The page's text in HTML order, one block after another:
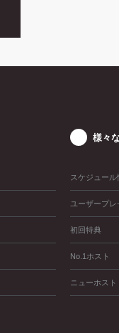
様々
スケジュール
ユーザープレ
初回特典
No.1ホスト
ニューホスト